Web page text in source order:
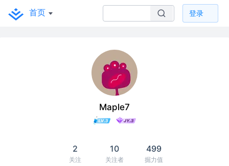
首页 登录
Maple7
2
关注
10
关注者
499
掘力值